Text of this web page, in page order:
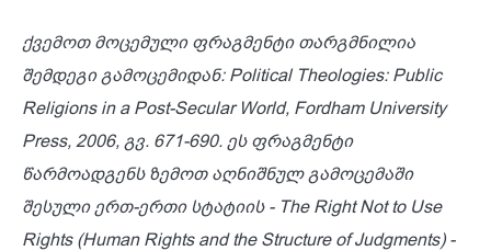
ქვემოთ მოცემული ფრაგმენტი თარგმნილია
შემდეგი გამოცემიდან: Political Theologies: Public
Religions in a Post-Secular World, Fordham University
Press, 2006, გვ. 671-690. ეს ფრაგმენტი
წარმოადგენს ზემოთ აღნიშნულ გამოცემაში
შესული ერთ-ერთი სტატიის- The Right Not to Use
Rights (Human Rights and the Structure of Judgments) -